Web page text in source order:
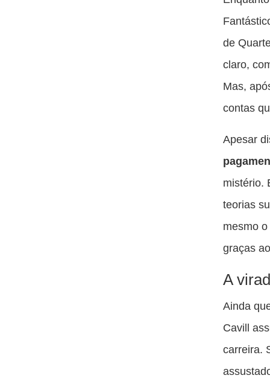
de
claro,
Mas,
contas
Apesar
mistério.
teorias
mesmo
graças
A
Ainda
Cavill
carreira.